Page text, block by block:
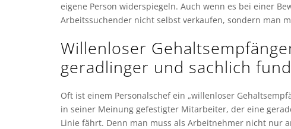
eigene Person widerspiegeln. Auch wenn es bei einer
Arbeitssuchender nicht selbst verkaufen, sondern man
Willenloser
geradlinger und sachlich
Oft ist einem Personalschef ein „willenloser
in seiner Meinung gefestigter Mitarbeiter, der eine
Linie fährt. Denn man muss als Arbeitnehmer nicht nur